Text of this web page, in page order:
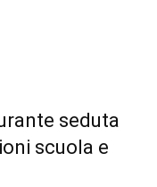
seduta
scuola e